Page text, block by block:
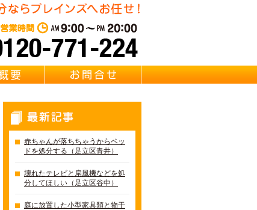
会社概要
赤ちゃんが落ちちゃうからベッ
ドを処分する（足立区青井）
壊れたテレビと扇風機などを処
分してほしい（足立区谷中）
庭に放置した小型家具類と物干